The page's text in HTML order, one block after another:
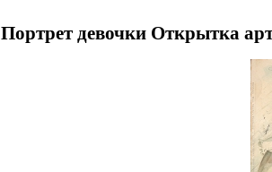
Портрет девочки Открытка